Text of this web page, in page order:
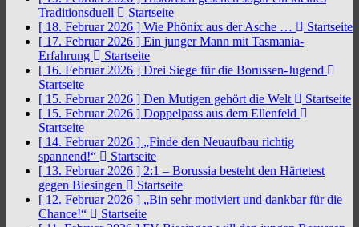
Traditionsduell
Startseite
[ 18. Februar 2026 ] Wie Phönix aus der Asche …
Startseite
[ 17. Februar 2026 ] Ein junger Mann mit Tasmania-
Erfahrung
Startseite
[ 16. Februar 2026 ] Drei Siege für die Borussen-Jugend
Startseite
[ 15. Februar 2026 ] Den Mutigen gehört die Welt
Startseite
[ 15. Februar 2026 ] Doppelpass aus dem Ellenfeld
Startseite
[ 14. Februar 2026 ] „Finde den Neuaufbau richtig
spannend!“
Startseite
[ 13. Februar 2026 ] 2:1 – Borussia besteht den Härtetest
gegen Biesingen
Startseite
[ 12. Februar 2026 ] „Bin sehr motiviert und dankbar für die
Chance!“
Startseite